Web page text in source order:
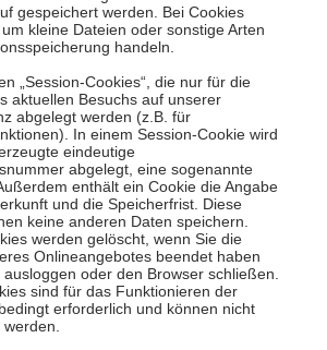
gespeichert werden. Bei Cookies
kleine Dateien oder sonstige Arten
handeln.
„Session-Cookies“, die nur für die
aktuellen Besuchs auf unserer
abgelegt werden (z.B. für
In einem Session-Cookie wird
eindeutige
abgelegt, eine sogenannte
enthält ein Cookie die Angabe
und die Speicherfrist. Diese
keine anderen Daten speichern.
werden gelöscht, wenn Sie die
Onlineangebotes beendet haben
ausloggen oder den Browser schließen.
sind für das Funktionieren der
erforderlich und können nicht